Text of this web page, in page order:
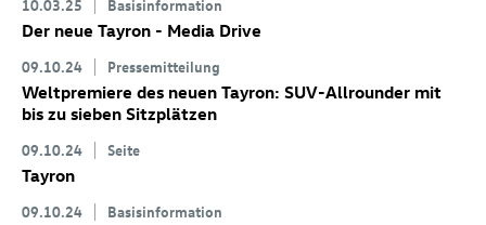
10.03.25 Basisinformation
Der neue Tayron - Media Drive
09.10.24 Pressemitteilung
Weltpremiere des neuen Tayron: SUV-Allrounder mit
bis zu sieben Sitzplätzen
09.10.24 Seite
Tayron
09.10.24 Basisinformation